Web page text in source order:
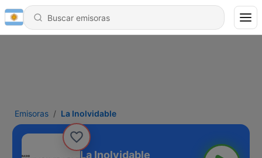
Emisoras La Inolvidable
La Inolvidable